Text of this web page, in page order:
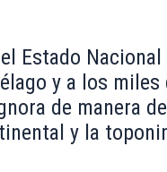
Estado
y a los miles
de manera
y la